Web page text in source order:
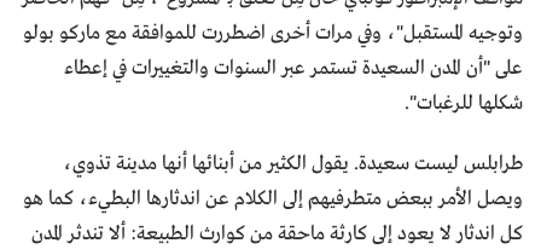
وتوجيه المستقبل"، وفي مرات أخرى اضطررت للموافقة مع ماركو بولو
على "أن المدن السعيدة تستمر عبر السنوات والتغييرات في إعطاء
شكلها للرغبات".
طرابلس ليست سعيدة. يقول الكثير من أبنائها أنها مدينة تذوي،
ويصل الأمر ببعض متطرفيهم إلى الكلام عن اندثارها البطيء، كما هو
كل اندثار لا يعود إلى كارثة ماحقة من كوارث الطبيعة: ألا تندثر المدن